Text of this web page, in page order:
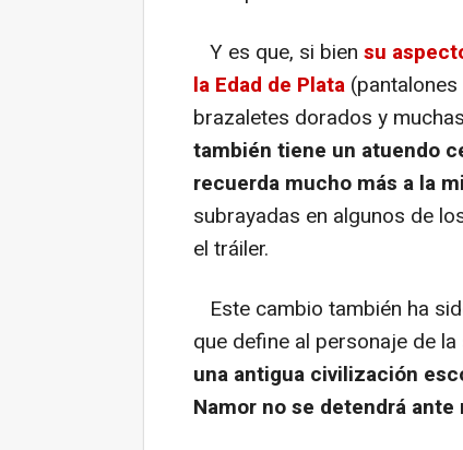
Y es que, si bien su
la Edad de Plata
brazaletes dorados y
también tiene un atuendo
recuerda mucho más a la
subrayadas en algunos de
el tráiler.
Este cambio también ha
que define al personaje de
una antigua civilización
Namor no se detendrá